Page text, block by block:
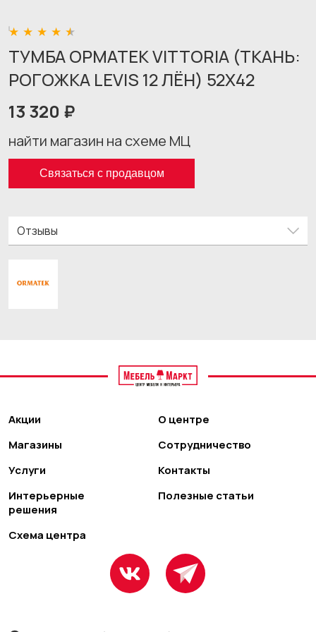
ТУМБА ОРМАТЕК VITTORIA (ТКАНЬ:
РОГОЖКА LEVIS 12 ЛЁН) 52X42
13 320 ₽
найти магазин на схеме МЦ
Связаться с продавцом
Отзывы
Акции
Магазины
Услуги
Интерьерные
решения
Схема центра
О центре
Сотрудничество
Контакты
Полезные статьи